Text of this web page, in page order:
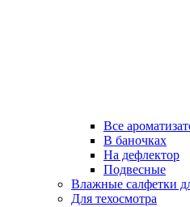
Все
В баночках
На дефлектор
Подвесные
Влажные салфетки
Для техосмотра